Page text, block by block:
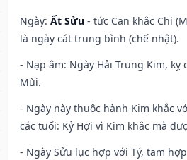
Ngày: Ất Sửu - tức Can khắc Chi
là ngày cát trung bình (chế nhật).
- Nạp âm: Ngày Hải Trung Kim, kỵ
Mùi.
- Ngày này thuộc hành Kim khắc
các tuổi: Kỷ Hợi vì Kim khắc mà
- Ngày Sửu lục hợp với Tý, tam